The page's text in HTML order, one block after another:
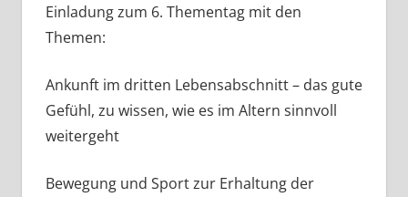
HerzenEinladung zum 6. Thementag mit den
Themen:
Ankunft im dritten Lebensabschnitt – das gute
Gefühl, zu wissen, wie es im Altern sinnvoll
weitergeht
Bewegung und Sport zur Erhaltung der